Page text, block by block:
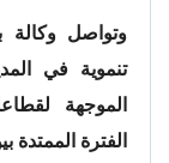
وتواصل
تنموية في
الموجهة
الفترة الممتدة بين 2000 و2025، نحو 3.99 ملايين